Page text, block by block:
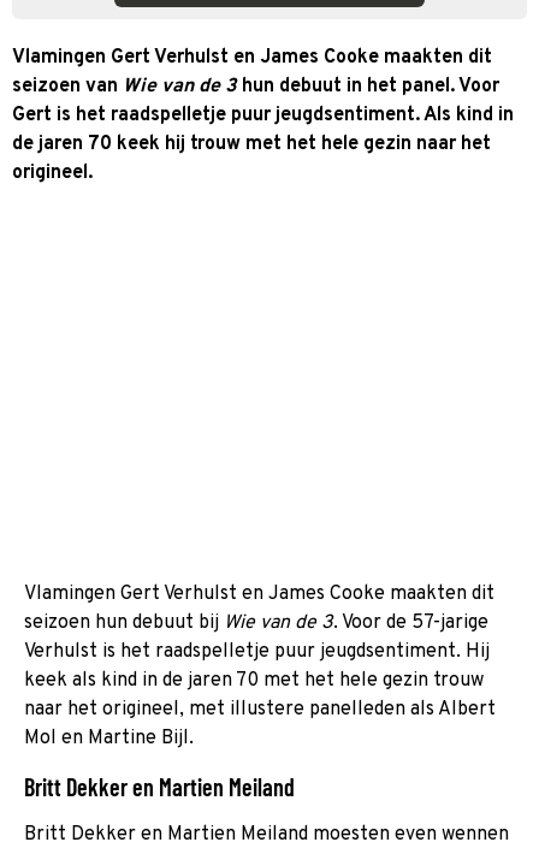
Vlamingen Gert Verhulst en James Cooke maakten dit
seizoen van Wie van de 3hun debuut in het panel. Voor
Gert is het raadspelletje puur jeugdsentiment. Als kind in
de jaren 70 keek hij trouw met het hele gezin naar het
origineel.
Vlamingen Gert Verhulst en James Cooke maakten dit
seizoen hun debuut bij Wie van de 3. Voor de 57-jarige
Verhulst is het raadspelletje puur jeugdsentiment. Hij
keek als kind in de jaren 70 met het hele gezin trouw
naar het origineel, met illustere panelleden als Albert
Mol en Martine Bijl.
Britt Dekker en Martien Meiland
Britt Dekker en Martien Meiland moesten even wennen